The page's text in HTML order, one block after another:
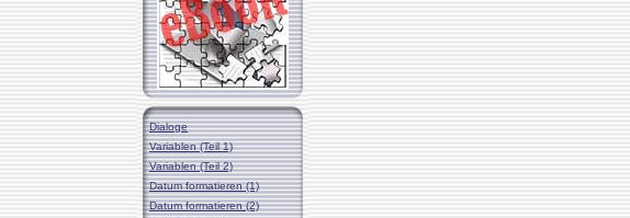
Dialoge
Variablen (Teil 1)
Variablen (Teil 2)
Datum formatieren (1)
Datum formatieren (2)